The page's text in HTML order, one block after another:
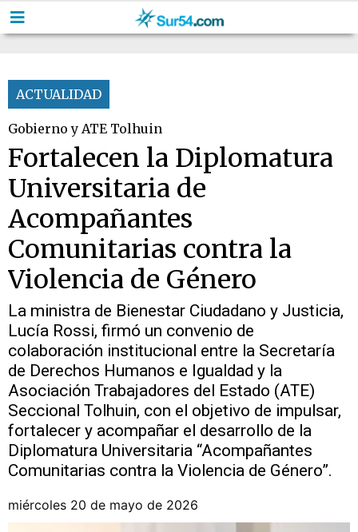
ACTUALIDAD
Gobierno y ATE Tolhuin
Fortalecen la Diplomatura
Universitaria de
Acompañantes
Comunitarias contra la
Violencia de Género
La ministra de Bienestar Ciudadano y Justicia,
Lucía Rossi, firmó un convenio de
colaboración institucional entre la Secretaría
de Derechos Humanos e Igualdad y la
Asociación Trabajadores del Estado (ATE)
Seccional Tolhuin, con el objetivo de impulsar,
fortalecer y acompañar el desarrollo de la
Diplomatura Universitaria “Acompañantes
Comunitarias contra la Violencia de Género”.
miércoles 20 de mayo de 2026